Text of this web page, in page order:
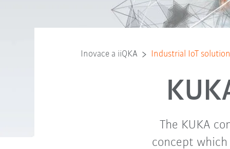
Inovace a iiQKA Industrial IoT
The KUKA
concept